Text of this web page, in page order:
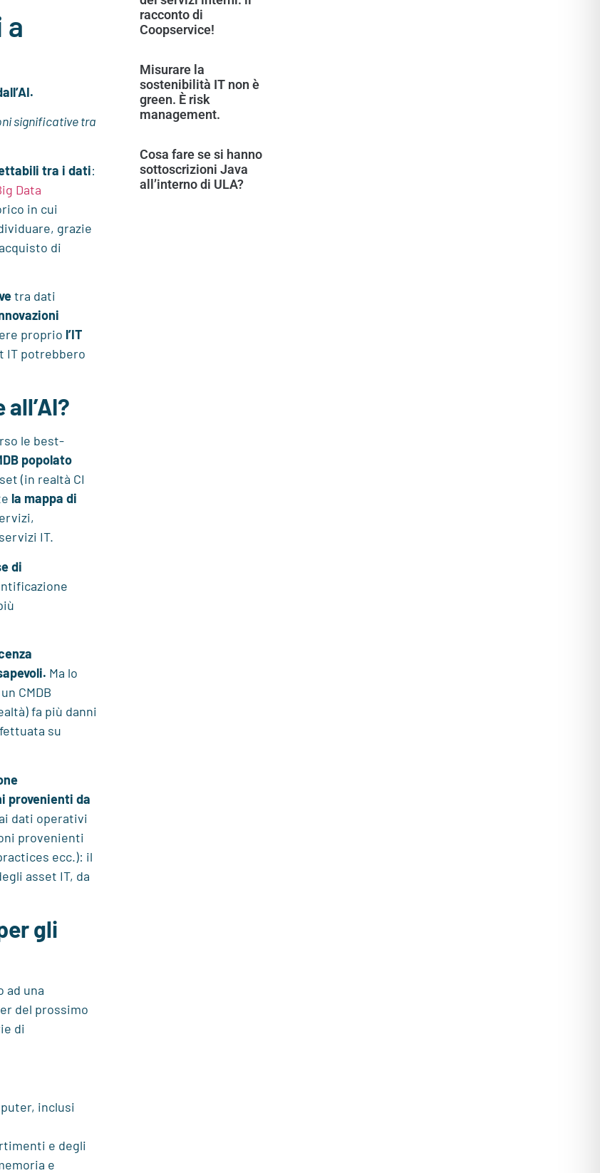
a
significative tra
tra i dati:
Data
in cui
grazie
di
tra dati
proprio l’IT
IT potrebbero
le best-
popolato
(in realtà CI
la mappa di
IT.
di
Ma lo
CMDB
fa più danni
su
provenienti da
dati operativi
provenienti
ecc.): il
asset IT, da
gli
ad una
del prossimo
di
inclusi
e degli
e
racconto di
Coopservice!
Misurare la
sostenibilità IT non è
green. È risk
management.
Cosa fare se si hanno
sottoscrizioni Java
all’interno di ULA?